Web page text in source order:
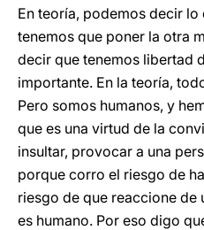
En teoría, podemos decir
tenemos que poner la otra
decir que tenemos libertad
importante. En la teoría,
Pero somos humanos, y
que es una virtud de la
insultar, provocar a una
porque corro el riesgo de
riesgo de que reaccione de
es humano. Por eso digo